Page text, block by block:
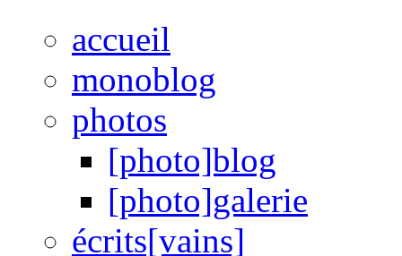
accueil
monoblog
photos
[photo]blog
[photo]galerie
écrits[vains]